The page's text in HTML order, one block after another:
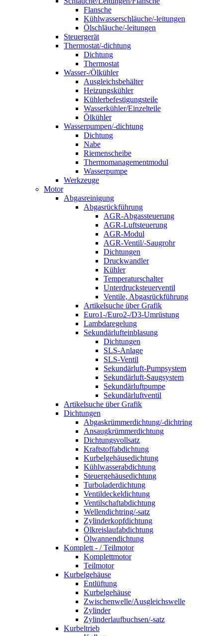
Flansche
Kühlwasserschläuche/-leitungen
Ölschläuche/-leitungen
Steuergerät
Thermostat/-dichtung
Dichtung
Thermostat
Wasser-/Ölkühler
Ausgleichsbehälter
Heizungskühler
Kühlerbefestigungsteile
Wasserkühler/Einzelteile
Ölkühler
Wasserpumpen/-dichtung
Dichtung
Nabe
Riemenscheibe
Thermomanagementmodul
Wasserpumpe
Werkzeuge
Motor
Abgasreinigung
Abgasrückführung
AGR-Abgassteuerung
AGR-Luftsteuerung
AGR-Modul
AGR-Ventil/-Saugrohr
Dichtungen
Druckwandler
Kühler
Temperaturschalter
Unterdrucksteuerventil
Ventile, Abgasrückführung
Artikelsuche über Grafik
Euro1-/Euro2-/D3-Umrüstung
Lambdaregelung
Sekundärlufteinblasung
Dichtungen
SLS-Anlage
SLS-Ventil
Sekundärluft-Pumpsystem
Sekundärluft-Saugsystem
Sekundärluftpumpe
Sekundärluftventil
Artikelsuche über Grafik
Dichtungen
Abgaskrümmerdichtung/-dichtring
Ansaugkrümmerdichtung
Dichtungsvollsatz
Kraftstoffabdichtung
Kurbelgehäusedichtung
Kühlwasserabdichtung
Steuergehäusedichtung
Turboladerdichtung
Ventildeckeldichtung
Ventilschaftabdichtung
Wellendichtring/-satz
Zylinderkopfdichtung
Ölkreislaufabdichtung
Ölwannendichtung
Komplett - / Teilmotor
Komplettmotor
Teilmotor
Kurbelgehäuse
Entlüftung
Kurbelgehäuse
Zwischenwelle/Ausgleichswelle
Zylinder
Zylinderlaufbuchsen/-satz
Kurbeltrieb